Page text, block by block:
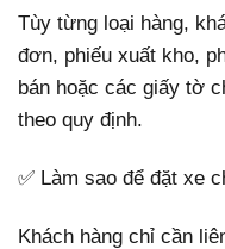
Tùy từng loại hàng,
đơn, phiếu xuất kho,
bán hoặc các giấy tờ
theo quy định.
✅ Làm sao để đặt xe
Khách hàng chỉ cần